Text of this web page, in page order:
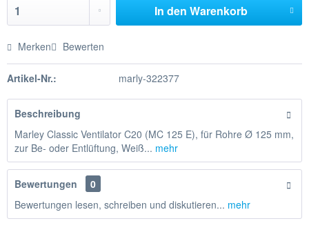
In den Warenkorb
Merken Bewerten
Artikel-Nr.: marly-322377
Beschreibung
Marley Classic Ventilator C20 (MC 125 E), für Rohre Ø 125 mm,
zur Be- oder Entlüftung, Weiß... mehr
Bewertungen
0
Bewertungen lesen, schreiben und diskutieren... mehr